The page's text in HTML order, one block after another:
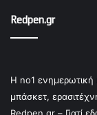
Redpen.gr
Η no1 ενημερωτική
μπάσκετ,